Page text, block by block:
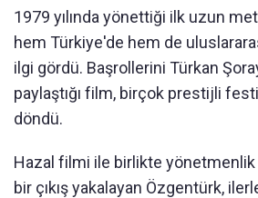
1979 yılında yönettiği ilk uzun
hem Türkiye'de hem de
ilgi gördü. Başrollerini Türkan
paylaştığı film, birçok prestijli
döndü.
Hazal filmi ile birlikte
bir çıkış yakalayan Özgentürk,